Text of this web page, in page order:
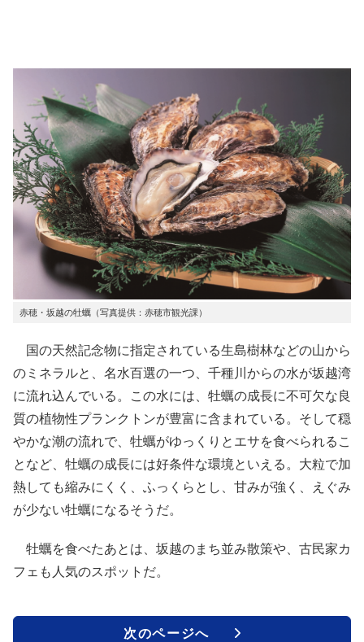
赤穂・坂越の牡蠣（写真提供：赤穂市観光課）
国の天然記念物に指定されている生島樹林などの山から
のミネラルと、名水百選の一つ、千種川からの水が坂越湾
に流れ込んでいる。この水には、牡蠣の成長に不可欠な良
質の植物性プランクトンが豊富に含まれている。そして穏
やかな潮の流れで、牡蠣がゆっくりとエサを食べられるこ
となど、牡蠣の成長には好条件な環境といえる。大粒で加
熱しても縮みにくく、ふっくらとし、甘みが強く、えぐみ
が少ない牡蠣になるそうだ。
牡蠣を食べたあとは、坂越のまち並み散策や、古民家カ
フェも人気のスポットだ。
次のページへ